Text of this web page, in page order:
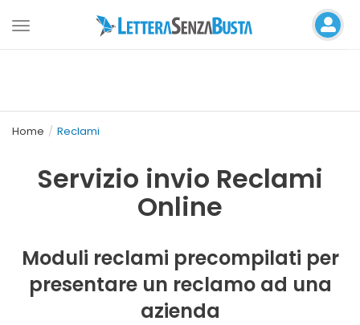
Toggle
Home Reclami
Servizio invio Reclami
Online
Moduli reclami precompilati per
presentare un reclamo ad una
azienda